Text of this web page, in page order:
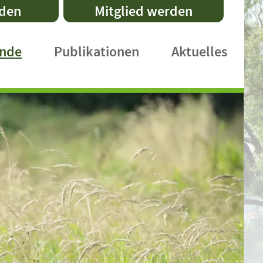
Mitglied werden
Publikationen
DVL-Schriftenreihe
Fachpublikationen
Faltblätter
Praxishefte
International Publications
DVL-Rundbrief
Aktuelles